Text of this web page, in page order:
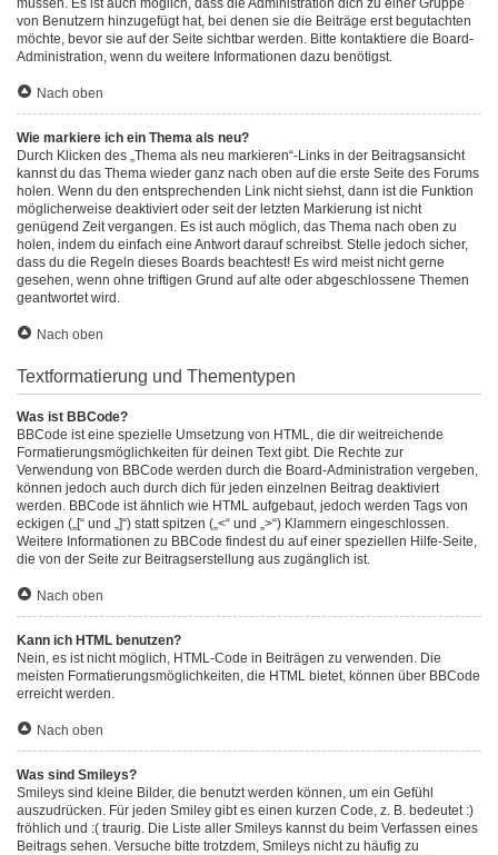
müssen. Es ist auch möglich, dass die Administration dich zu einer Gruppe
von Benutzern hinzugefügt hat, bei denen sie die Beiträge erst begutachten
möchte, bevor sie auf der Seite sichtbar werden. Bitte kontaktiere die Board-
Administration, wenn du weitere Informationen dazu benötigst.
Nach oben
Wie markiere ich ein Thema als neu?
Durch Klicken des „Thema als neu markieren“-Links in der Beitragsansicht
kannst du das Thema wieder ganz nach oben auf die erste Seite des Forums
holen. Wenn du den entsprechenden Link nicht siehst, dann ist die Funktion
möglicherweise deaktiviert oder seit der letzten Markierung ist nicht
genügend Zeit vergangen. Es ist auch möglich, das Thema nach oben zu
holen, indem du einfach eine Antwort darauf schreibst. Stelle jedoch sicher,
dass du die Regeln dieses Boards beachtest! Es wird meist nicht gerne
gesehen, wenn ohne triftigen Grund auf alte oder abgeschlossene Themen
geantwortet wird.
Nach oben
Textformatierung und Thementypen
Was ist BBCode?
BBCode ist eine spezielle Umsetzung von HTML, die dir weitreichende
Formatierungsmöglichkeiten für deinen Text gibt. Die Rechte zur
Verwendung von BBCode werden durch die Board-Administration vergeben,
können jedoch auch durch dich für jeden einzelnen Beitrag deaktiviert
werden. BBCode ist ähnlich wie HTML aufgebaut, jedoch werden Tags von
eckigen („[“ und „]“) statt spitzen („<“ und „>“) Klammern eingeschlossen.
Weitere Informationen zu BBCode findest du auf einer speziellen Hilfe-Seite,
die von der Seite zur Beitragserstellung aus zugänglich ist.
Nach oben
Kann ich HTML benutzen?
Nein, es ist nicht möglich, HTML-Code in Beiträgen zu verwenden. Die
meisten Formatierungsmöglichkeiten, die HTML bietet, können über BBCode
erreicht werden.
Nach oben
Was sind Smileys?
Smileys sind kleine Bilder, die benutzt werden können, um ein Gefühl
auszudrücken. Für jeden Smiley gibt es einen kurzen Code, z. B. bedeutet :)
fröhlich und :( traurig. Die Liste aller Smileys kannst du beim Verfassen eines
Beitrags sehen. Versuche bitte trotzdem, Smileys nicht zu häufig zu